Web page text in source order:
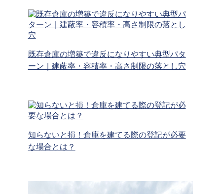
既存倉庫の増築で違反になりやすい典型パタ
ーン｜建蔽率・容積率・高さ制限の落とし穴
知らないと損！倉庫を建てる際の登記が必要
な場合とは？